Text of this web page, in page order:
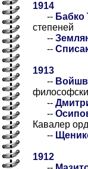
1914
-- Бабко
степеней
--
--
1913
--
--
--
Кавалер
--
1912